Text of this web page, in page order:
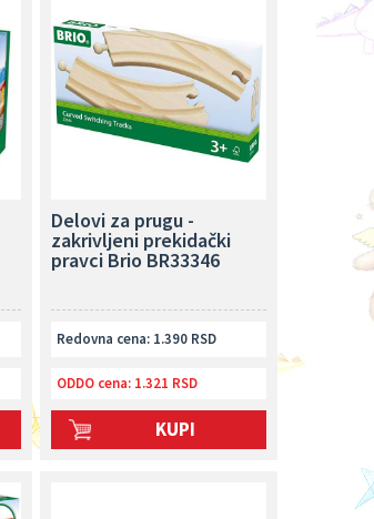
Delovi za prugu -
zakrivljeni prekidački
pravci Brio BR33346
Redovna cena: 1.390 RSD
ODDO cena: 1.321 RSD
KUPI